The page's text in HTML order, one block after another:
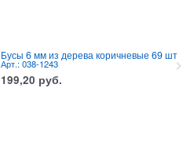
Бусы 6 мм из дерева коричневые 69 шт
Арт.: 038-1243
199,20 руб.